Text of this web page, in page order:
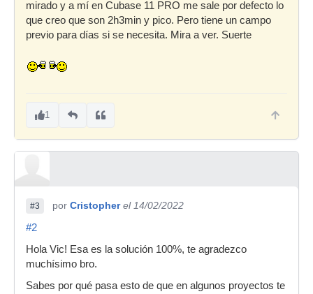
mirado y a mí en Cubase 11 PRO me sale por defecto lo
que creo que son 2h3min y pico. Pero tiene un campo
previo para días si se necesita. Mira a ver. Suerte
1
#3 por Cristopher el 14/02/2022
#2
Hola Vic! Esa es la solución 100%, te agradezco
muchísimo bro.
Sabes por qué pasa esto de que en algunos proyectos te